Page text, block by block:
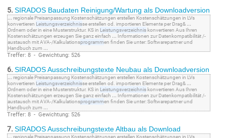
5. SIRADOS Baudaten Reinigung/Wartung als Downloadversion
... regionale Preisanpassung Kostenschätzungen erstellen Kostenschätzungen in LVs
konvertieren Leistungsverzeichnisse erstellen od. importieren Elemente per Drag& ...
Ordnern oder in eine Musterstruktur. KS in Leistungsverzeichniskonvertieren Aus Ihren
Kostenschätzungen erzeugen Sie ganz einfach ... Informationen zur Datenkompatibilität /-
austausch mit AVA-/Kalkulationsprogrammen finden Sie unter: Softwarepartner und
Handbuch zum ...
Treffer: 8 - Gewichtung: 526
6. SIRADOS Ausschreibungstexte Neubau als Downloadversion
... regionale Preisanpassung Kostenschätzungen erstellen Kostenschätzungen in LVs
konvertieren Leistungsverzeichnisse erstellen od. importieren Elemente per Drag& ...
Ordnern oder in eine Musterstruktur. KS in Leistungsverzeichniskonvertieren Aus Ihren
Kostenschätzungen erzeugen Sie ganz einfach ... Informationen zur Datenkompatibilität /-
austausch mit AVA-/Kalkulationsprogrammen finden Sie unter: Softwarepartner und
Handbuch zum ...
Treffer: 8 - Gewichtung: 526
7. SIRADOS Ausschreibungstexte Altbau als Download
... regionale Preisanpassung Kostenschätzungen erstellen Kostenschätzungen in LVs